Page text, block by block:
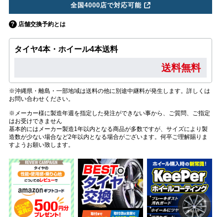
全国4000店で対応可能
店舗交換予約とは
タイヤ4本・ホイール4本送料
送料無料
※沖縄県・離島・一部地域は送料の他に別途中継料が発生します。詳しくは
お問い合わせください。
※メーカー様に製造年週を指定した発注ができない事から、ご質問、ご指定
はお受けできません
基本的にはメーカー製造1年以内となる商品が多数ですが、サイズにより製
造数が少ない場合など2年以内となる場合がございます。何卒ご理解賜りま
すようお願い致します。